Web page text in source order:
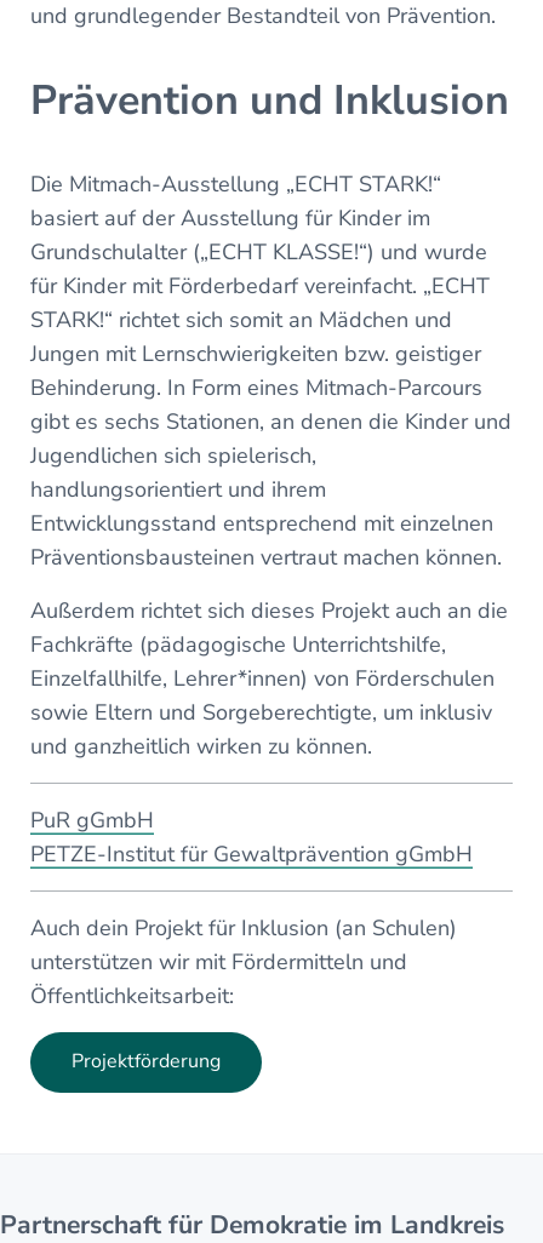
und grundlegender Bestandteil von Prävention.
Prävention und Inklusion
Die Mitmach-Ausstellung „ECHT STARK!“
basiert auf der Ausstellung für Kinder im
Grundschulalter („ECHT KLASSE!“) und wurde
für Kinder mit Förderbedarf vereinfacht. „ECHT
STARK!“ richtet sich somit an Mädchen und
Jungen mit Lernschwierigkeiten bzw. geistiger
Behinderung. In Form eines Mitmach-Parcours
gibt es sechs Stationen, an denen die Kinder und
Jugendlichen sich spielerisch,
handlungsorientiert und ihrem
Entwicklungsstand entsprechend mit einzelnen
Präventionsbausteinen vertraut machen können.
Außerdem richtet sich dieses Projekt auch an die
Fachkräfte (pädagogische Unterrichtshilfe,
Einzelfallhilfe, Lehrer*innen) von Förderschulen
sowie Eltern und Sorgeberechtigte, um inklusiv
und ganzheitlich wirken zu können.
PuR gGmbH
PETZE-Institut für Gewaltprävention gGmbH
Auch dein Projekt für Inklusion (an Schulen)
unterstützen wir mit Fördermitteln und
Öffentlichkeitsarbeit:
Projektförderung
Partnerschaft für Demokratie im Landkreis